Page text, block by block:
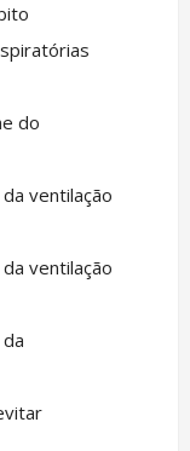
do
ventilação
ventilação